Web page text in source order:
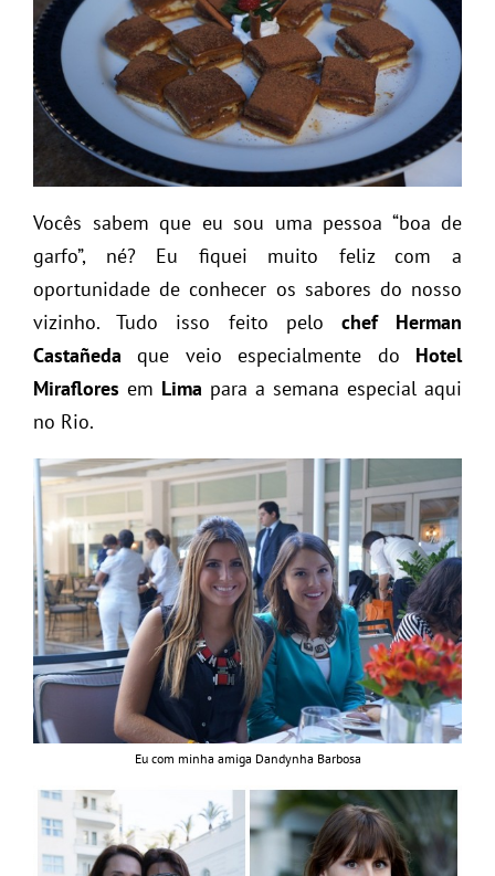
Vocês sabem que eu sou uma pessoa “boa de
garfo”, né? Eu fiquei muito feliz com a
oportunidade de conhecer os sabores do nosso
vizinho. Tudo isso feito pelo chef Herman
Castañeda que veio especialmente do Hotel
Miraflores em Lima para a semana especial aqui
no Rio.
Eu com minha amiga Dandynha Barbosa